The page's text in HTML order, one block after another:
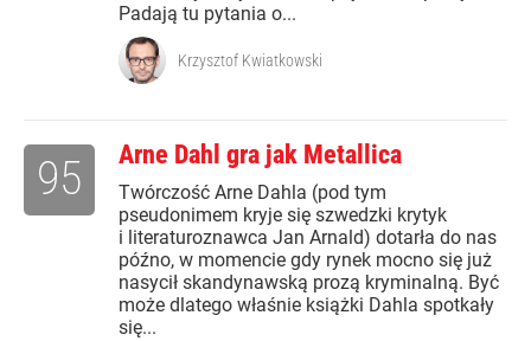
Padają tu pytania o...
Krzysztof Kwiatkowski
Arne Dahl gra jak Metallica
Twórczość Arne Dahla (pod tym
pseudonimem kryje się szwedzki krytyk
i literaturoznawca Jan Arnald) dotarła do nas
późno, w momencie gdy rynek mocno się już
nasycił skandynawską prozą kryminalną. Być
może dlatego właśnie książki Dahla spotkały
się...
95